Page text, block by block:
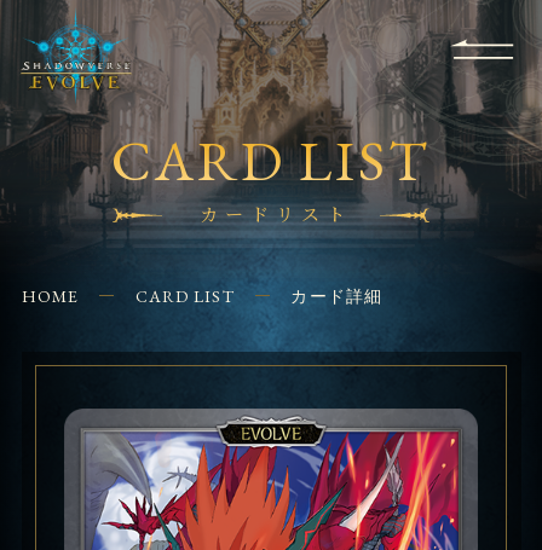
Q&A
EVENT SHOPS
FOR
BEGINNERS
APPLICATION
CONTACT
CARD LIST
カードリスト
HOME CARD LIST カード詳細